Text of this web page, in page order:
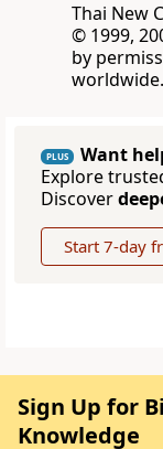
Thai New
© 1999,
by
worldwide.
PLUS
Want
Explore
Discover
Start 7-day
Sign Up for
Knowledge